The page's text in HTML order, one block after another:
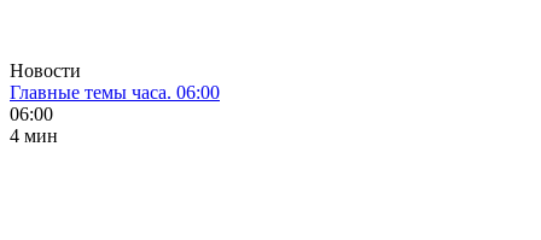
Новости
Главные темы часа. 06:00
06:00
4 мин